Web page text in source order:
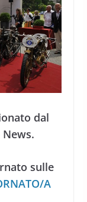
dal
sulle
A